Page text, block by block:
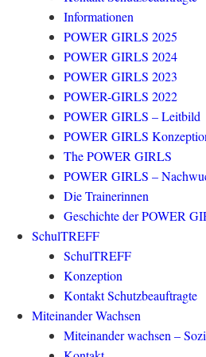
Informationen
POWER GIRLS 2025
POWER GIRLS 2024
POWER GIRLS 2023
POWER-GIRLS 2022
POWER GIRLS – Leitbild
POWER GIRLS
The POWER GIRLS
POWER GIRLS –
Die Trainerinnen
Geschichte der POWER
SchulTREFF
SchulTREFF
Konzeption
Kontakt Schutzbeauftragte
Miteinander Wachsen
Miteinander wachsen –